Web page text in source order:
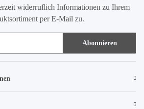
widerruflich Informationen zu Ihrem
per E-Mail zu.
Abonnieren